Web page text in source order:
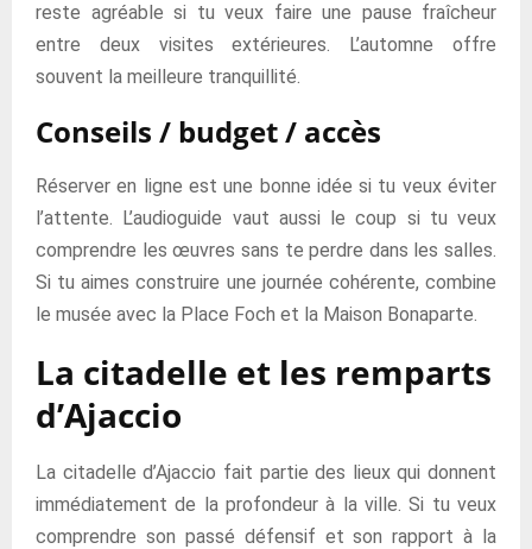
reste agréable si tu veux faire une pause fraîcheur
entre deux visites extérieures. L’automne offre
souvent la meilleure tranquillité.
Conseils / budget / accès
Réserver en ligne est une bonne idée si tu veux éviter
l’attente. L’audioguide vaut aussi le coup si tu veux
comprendre les œuvres sans te perdre dans les salles.
Si tu aimes construire une journée cohérente, combine
le musée avec la Place Foch et la Maison Bonaparte.
La citadelle et les remparts
d’Ajaccio
La citadelle d’Ajaccio fait partie des lieux qui donnent
immédiatement de la profondeur à la ville. Si tu veux
comprendre son passé défensif et son rapport à la